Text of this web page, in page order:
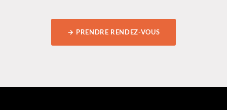
→ PRENDRE RENDEZ-VOUS